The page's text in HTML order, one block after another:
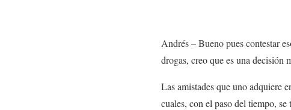
Andrés –Bueno pues contestar
drogas, creo que es una decisión
Las amistades que uno adquiere
cuales, con el paso del tiempo,